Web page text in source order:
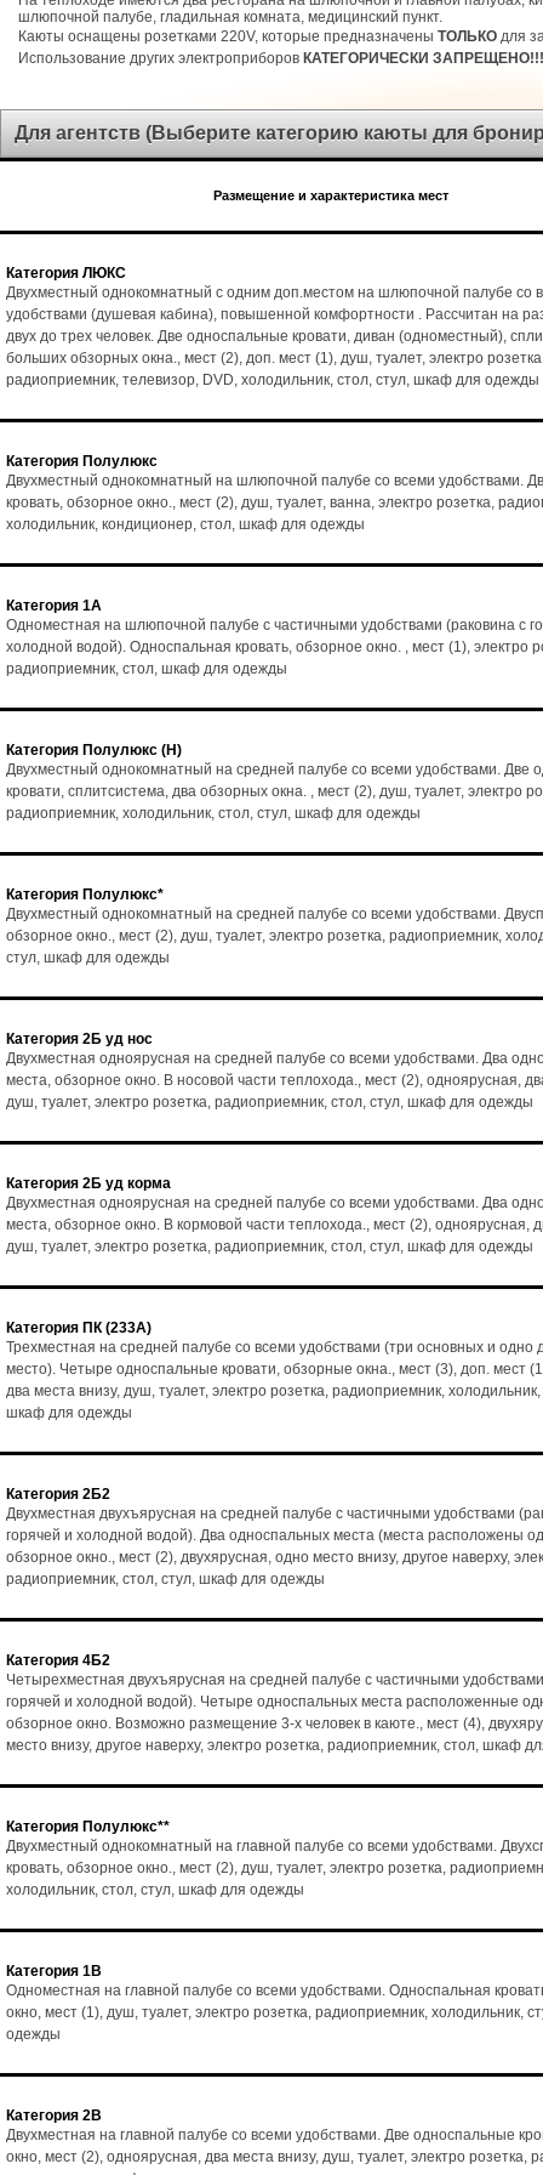
шлюпочной палубе, гладильная комната, медицинский пункт.
Каюты оснащены розетками 220V, которые предназначены ТОЛЬКО для
Использование других электроприборов КАТЕГОРИЧЕСКИ ЗАПРЕЩЕНО!!!
Для агентств (Выберите категорию каюты для
Размещение и характеристика мест
Категория ЛЮКС
Двухместный однокомнатный с одним доп.местом на шлюпочной палубе со
удобствами (душевая кабина), повышенной комфортности . Рассчитан на
двух до трех человек. Две односпальные кровати, диван (одноместный),
больших обзорных окна., мест (2), доп. мест (1), душ, туалет, электро
радиоприемник, телевизор, DVD, холодильник, стол, стул, шкаф для одежды
Категория Полулюкс
Двухместный однокомнатный на шлюпочной палубе со всеми удобствами.
кровать, обзорное окно., мест (2), душ, туалет, ванна, электро розетка,
холодильник, кондиционер, стол, шкаф для одежды
Категория 1А
Одноместная на шлюпочной палубе с частичными удобствами (раковина с
холодной водой). Односпальная кровать, обзорное окно. , мест (1), электро
радиоприемник, стол, шкаф для одежды
Категория Полулюкс (Н)
Двухместный однокомнатный на средней палубе со всеми удобствами. Две
кровати, сплитсистема, два обзорных окна. , мест (2), душ, туалет, электро
радиоприемник, холодильник, стол, стул, шкаф для одежды
Категория Полулюкс*
Двухместный однокомнатный на средней палубе со всеми удобствами.
обзорное окно., мест (2), душ, туалет, электро розетка, радиоприемник,
стул, шкаф для одежды
Категория 2Б уд нос
Двухместная одноярусная на средней палубе со всеми удобствами. Два
места, обзорное окно. В носовой части теплохода., мест (2), одноярусная,
душ, туалет, электро розетка, радиоприемник, стол, стул, шкаф для одежды
Категория 2Б уд корма
Двухместная одноярусная на средней палубе со всеми удобствами. Два
места, обзорное окно. В кормовой части теплохода., мест (2), одноярусная,
душ, туалет, электро розетка, радиоприемник, стол, стул, шкаф для одежды
Категория ПК (233А)
Трехместная на средней палубе со всеми удобствами (три основных и одно
место). Четыре односпальные кровати, обзорные окна., мест (3), доп. мест
два места внизу, душ, туалет, электро розетка, радиоприемник, холодильник,
шкаф для одежды
Категория 2Б2
Двухместная двухъярусная на средней палубе с частичными удобствами
горячей и холодной водой). Два односпальных места (места расположены
обзорное окно., мест (2), двухярусная, одно место внизу, другое наверху,
радиоприемник, стол, стул, шкаф для одежды
Категория 4Б2
Четырехместная двухъярусная на средней палубе с частичными
горячей и холодной водой). Четыре односпальных места расположенные
обзорное окно. Возможно размещение 3-х человек в каюте., мест (4),
место внизу, другое наверху, электро розетка, радиоприемник, стол, шкаф
Категория Полулюкс**
Двухместный однокомнатный на главной палубе со всеми удобствами.
кровать, обзорное окно., мест (2), душ, туалет, электро розетка,
холодильник, стол, стул, шкаф для одежды
Категория 1В
Одноместная на главной палубе со всеми удобствами. Односпальная
окно, мест (1), душ, туалет, электро розетка, радиоприемник, холодильник,
одежды
Категория 2В
Двухместная на главной палубе со всеми удобствами. Две односпальные
окно, мест (2), одноярусная, два места внизу, душ, туалет, электро розетка,